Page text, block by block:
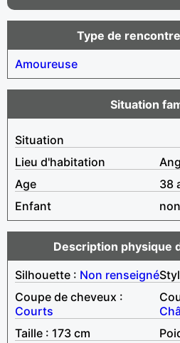
Type de
Amoureuse
Situation
Situation
Lieu d'habitation
Age
38
Enfant
non
Description physique
Silhouette : Non renseigné
Coupe de cheveux :
Courts
Taille : 173 cm